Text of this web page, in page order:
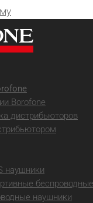
Borofone
дистрибьюторов
наушники
наушники